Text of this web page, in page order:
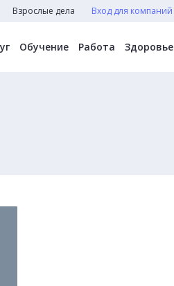
Взрослые дела Вход для компаний
Обучение Работа Здоровье